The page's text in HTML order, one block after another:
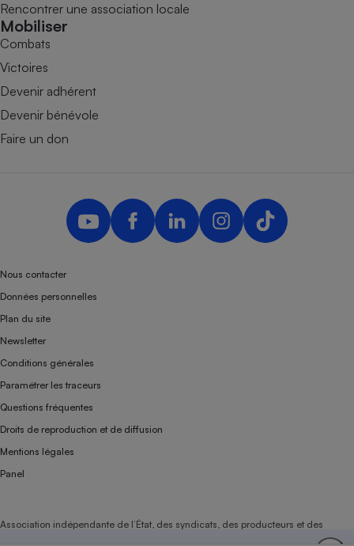
Rencontrer une association locale
Mobiliser
Combats
Victoires
Devenir adhérent
Devenir bénévole
Faire un don
Nous contacter
Données personnelles
Plan du site
Newsletter
Conditions générales
Paramétrer les traceurs
Questions fréquentes
Droits de reproduction et de diffusion
Mentions légales
Panel
Association indépendante de l’État, des syndicats, des producteurs et des